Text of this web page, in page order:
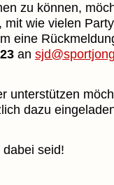
zu können,
wie vielen
eine
an
unterstützen
dazu
seid!